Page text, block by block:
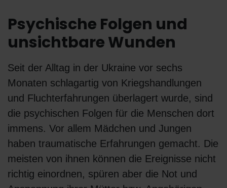
Psychische Folgen und
unsichtbare Wunden
Seit der Alltag in der Ukraine vor sechs
Monaten schlagartig von Kriegshandlungen
und Fluchterfahrungen überlagert wurde, sind
die psychischen Folgen für die Menschen dort
immens. Vor allem Mädchen und Jungen
haben traumatische Erfahrungen gemacht. Die
meisten von ihnen können die Ereignisse nicht
richtig einordnen, spüren aber die Not und